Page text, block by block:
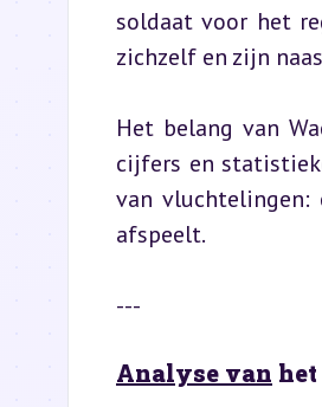
soldaat voor het
zichzelf en zijn
Het belang van
cijfers en
van vluchtelingen:
afspeelt.
---
Analyse van